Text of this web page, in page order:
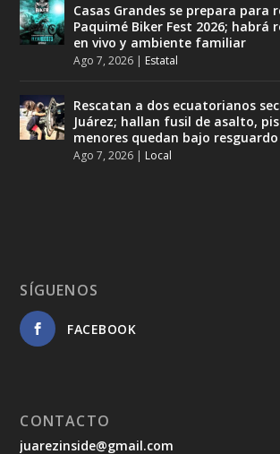
Casas Grandes se prepara para
Paquimé Biker Fest 2026; habrá
en vivo y ambiente familiar
Ago 7, 2026 | Estatal
Rescatan a dos ecuatorianos
Juárez; hallan fusil de asalto,
menores quedan bajo resguardo
Ago 7, 2026 | Local
SÍGUENOS
FACEBOOK
CONTACTO
juarezinside@gmail.com